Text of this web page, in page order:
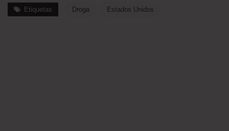
Etiquetas Droga Estados Unidos